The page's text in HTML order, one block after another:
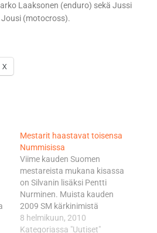
Laaksonen (enduro) sekä Jussi
(motocross).
X
Mestarit haastavat toisensa
Nummisissa
Viime kauden Suomen
mestareista mukana kisassa
on Silvanin lisäksi Pentti
Nurminen. Muista kauden
2009 SM kärkinimistä
mainittakoon vielä Roni
Nikander ja Lauri Pohjonen.
8 helmikuun, 2010
Kategoriassa "Uutiset"